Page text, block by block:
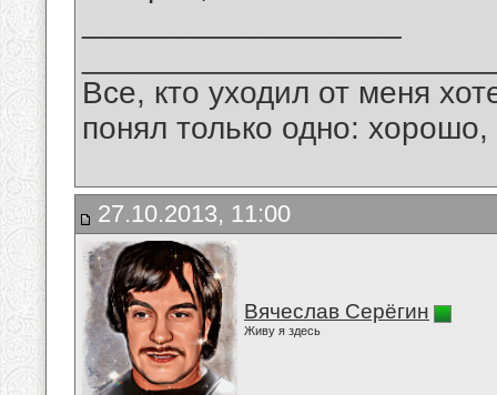
Все, кто уходил от меня
понял только одно:
27.10.2013, 11:00
Вячеслав Серёгин
Живу я здесь